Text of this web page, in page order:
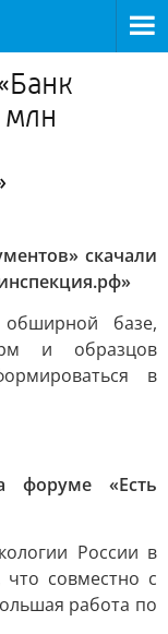
млн
скачали
обширной базе,
и образцов
в
форуме «Есть
России в
что совместно с
работа по